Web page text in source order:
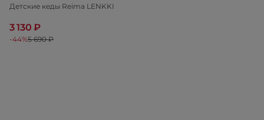
Детские кеды Reima LENKKI
3 130 ₽
-44%5 690 ₽